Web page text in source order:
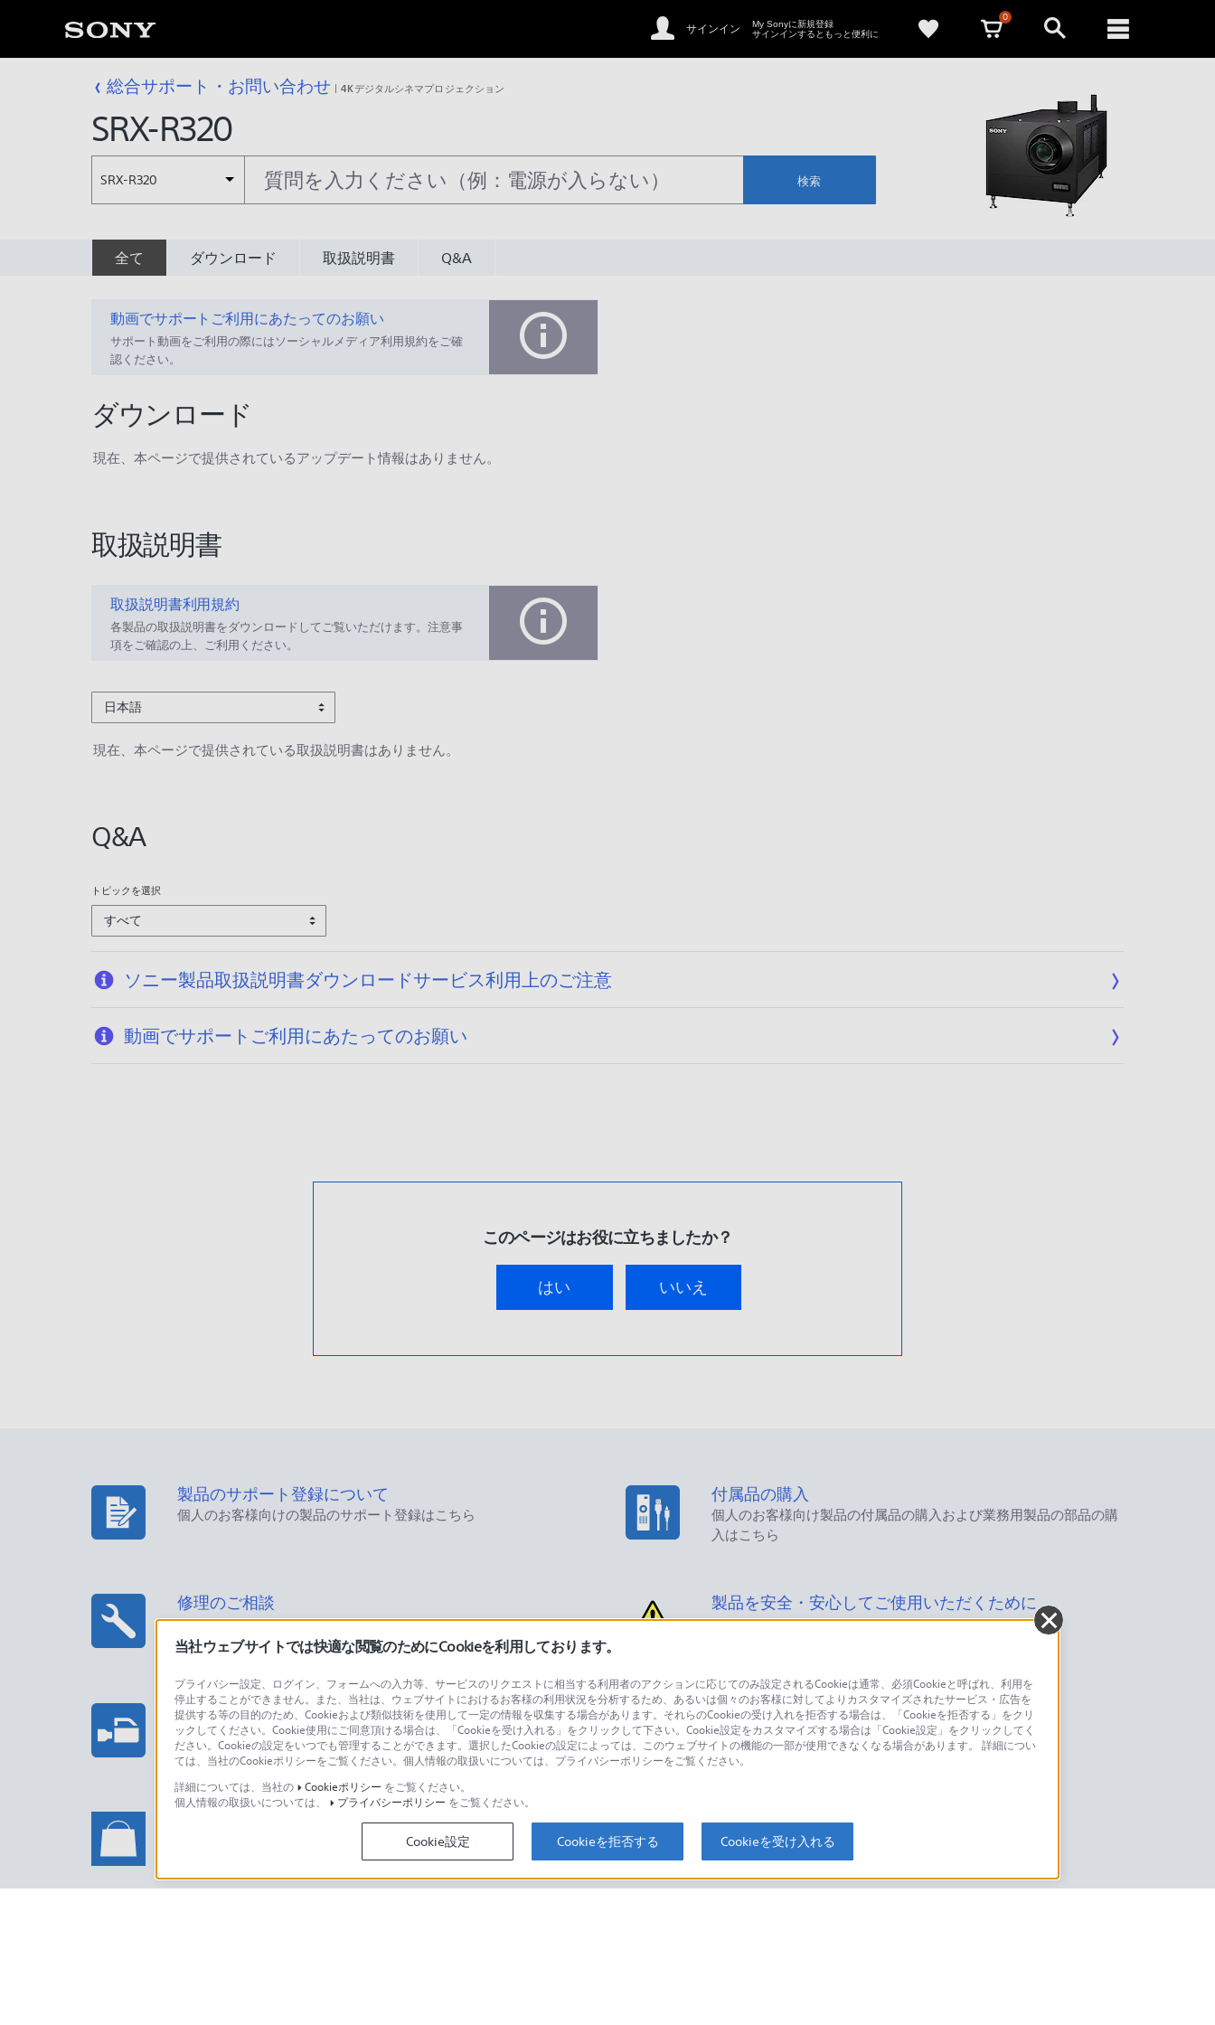
サインイン
My Sonyに新規登録
サインインするともっと便利に
0
総合サポート・お問い合わせ 4Kデジタルシネマプロジェクション
SRX-R320
SRX-R320 検索
全て ダウンロード 取扱説明書 Q&A
動画でサポートご利用にあたってのお願い
サポート動画をご利用の際にはソーシャルメディア利用規約をご確
認ください。
ダウンロード
現在、本ページで提供されているアップデート情報はありません。
取扱説明書
取扱説明書利用規約
各製品の取扱説明書をダウンロードしてご覧いただけます。注意事
項をご確認の上、ご利用ください。
日本語
現在、本ページで提供されている取扱説明書はありません。
Q&A
トピックを選択
すべて
ソニー製品取扱説明書ダウンロードサービス利用上のご注意
動画でサポートご利用にあたってのお願い
このページはお役に立ちましたか？
はい いいえ
製品のサポート登録について
個人のお客様向けの製品のサポート登録はこちら
付属品の購入
個人のお客様向け製品の付属品の購入および業務用製品の部品の購
入はこちら
修理のご相談 製品を安全・安心してご使用いただくために
プロフェッショナル/業務用製品に関するお問い合わせ
法人のお客様はこちら
製品に関するお問い合わせ
個人のお客様はこちら
ソニーストアでのお買い物に関するご利用ガイド・お問
ソニーストアのご利用方法・サービスに関してのご案内はこちら
海外仕様製品
オーバーシーズモデルに関してのご案内はこちら
当社ウェブサイトでは快適な閲覧のためにCookieを利用しております。
プライバシー設定、ログイン、フォームへの入力等、サービスのリクエストに相当する利用者のアクションに応じてのみ設定されるCookieは通常、必須Cookieと呼ばれ、利用を
停止することができません。また、当社は、ウェブサイトにおけるお客様の利用状況を分析するため、あるいは個々のお客様に対してよりカスタマイズされたサービス・広告を
提供する等の目的のため、Cookieおよび類似技術を使用して一定の情報を収集する場合があります。それらのCookieの受け入れを拒否する場合は、「Cookieを拒否する」をクリ
ックしてください。Cookie使用にご同意頂ける場合は、「Cookieを受け入れる」をクリックして下さい。Cookie設定をカスタマイズする場合は「Cookie設定」をクリックしてく
ださい。Cookieの設定をいつでも管理することができます。選択したCookieの設定によっては、このウェブサイトの機能の一部が使用できなくなる場合があります。 詳細につい
ては、当社のCookieポリシーをご覧ください。個人情報の取扱いについては、プライバシーポリシーをご覧ください。
詳細については、当社の
Cookieポリシー をご覧ください。
個人情報の取扱いについては、
プライバシーポリシー をご覧ください。
Cookie設定 Cookieを拒否する Cookieを受け入れる